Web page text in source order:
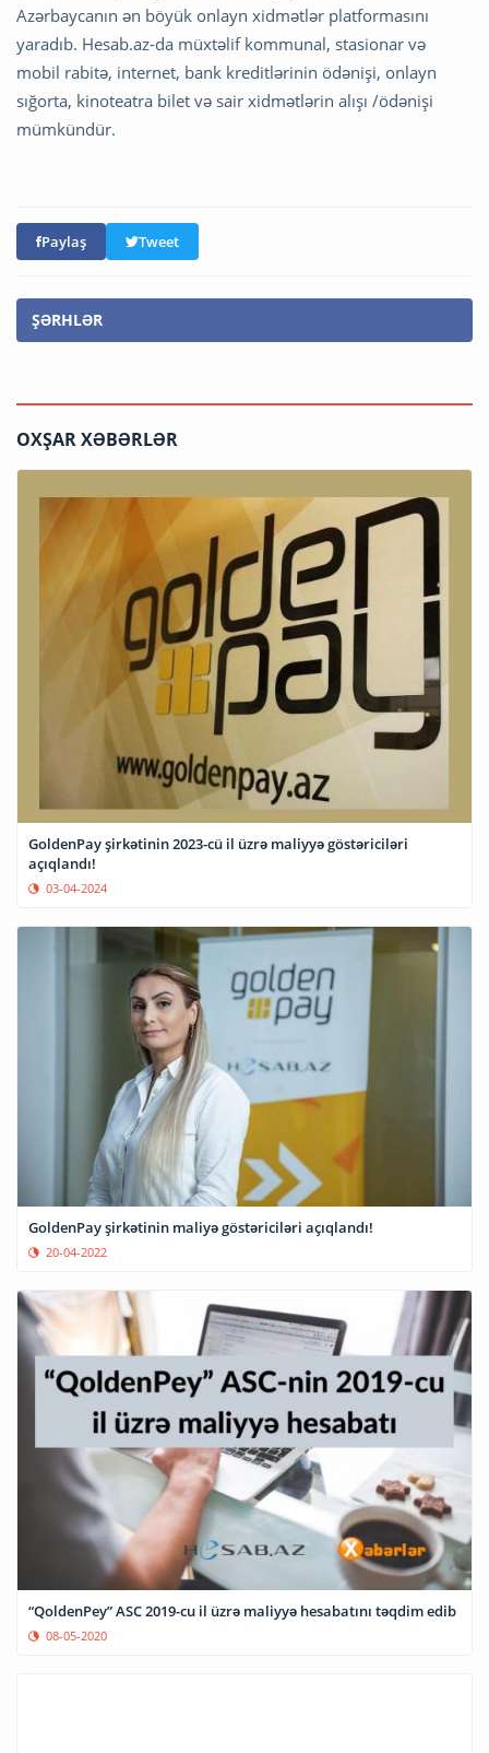
Azərbaycanın ən böyük onlayn xidmətlər platformasını
yaradıb. Hesab.az-da müxtəlif kommunal, stasionar və
mobil rabitə, internet, bank kreditlərinin ödənişi, onlayn
sığorta, kinoteatra bilet və sair xidmətlərin alışı /ödənişi
mümkündür.
Paylaş Tweet
ŞƏRHLƏR
OXŞAR XƏBƏRLƏR
GoldenPay şirkətinin 2023-cü il üzrə maliyyə göstəriciləri
açıqlandı!
03-04-2024
GoldenPay şirkətinin maliyə göstəriciləri açıqlandı!
20-04-2022
“QoldenPey” ASC 2019-cu il üzrə maliyyə hesabatını təqdim edib
08-05-2020